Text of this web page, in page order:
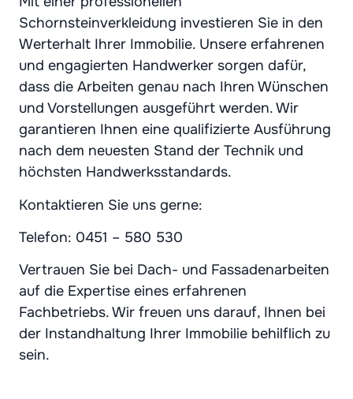
Schornsteinverkleidung investieren Sie in den
Werterhalt Ihrer Immobilie. Unsere erfahrenen
und engagierten Handwerker sorgen dafür,
dass die Arbeiten genau nach Ihren Wünschen
und Vorstellungen ausgeführt werden. Wir
garantieren Ihnen eine qualifizierte Ausführung
nach dem neuesten Stand der Technik und
höchsten Handwerksstandards.
Kontaktieren Sie uns gerne:
Telefon: 0451 – 580 530
Vertrauen Sie bei Dach- und Fassadenarbeiten
auf die Expertise eines erfahrenen
Fachbetriebs. Wir freuen uns darauf, Ihnen bei
der Instandhaltung Ihrer Immobilie behilflich zu
sein.